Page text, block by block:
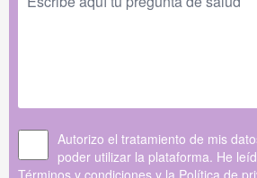
Autorizo el tratamiento de mis
poder utilizar la plataforma. He
Términos y condiciones y la Política de